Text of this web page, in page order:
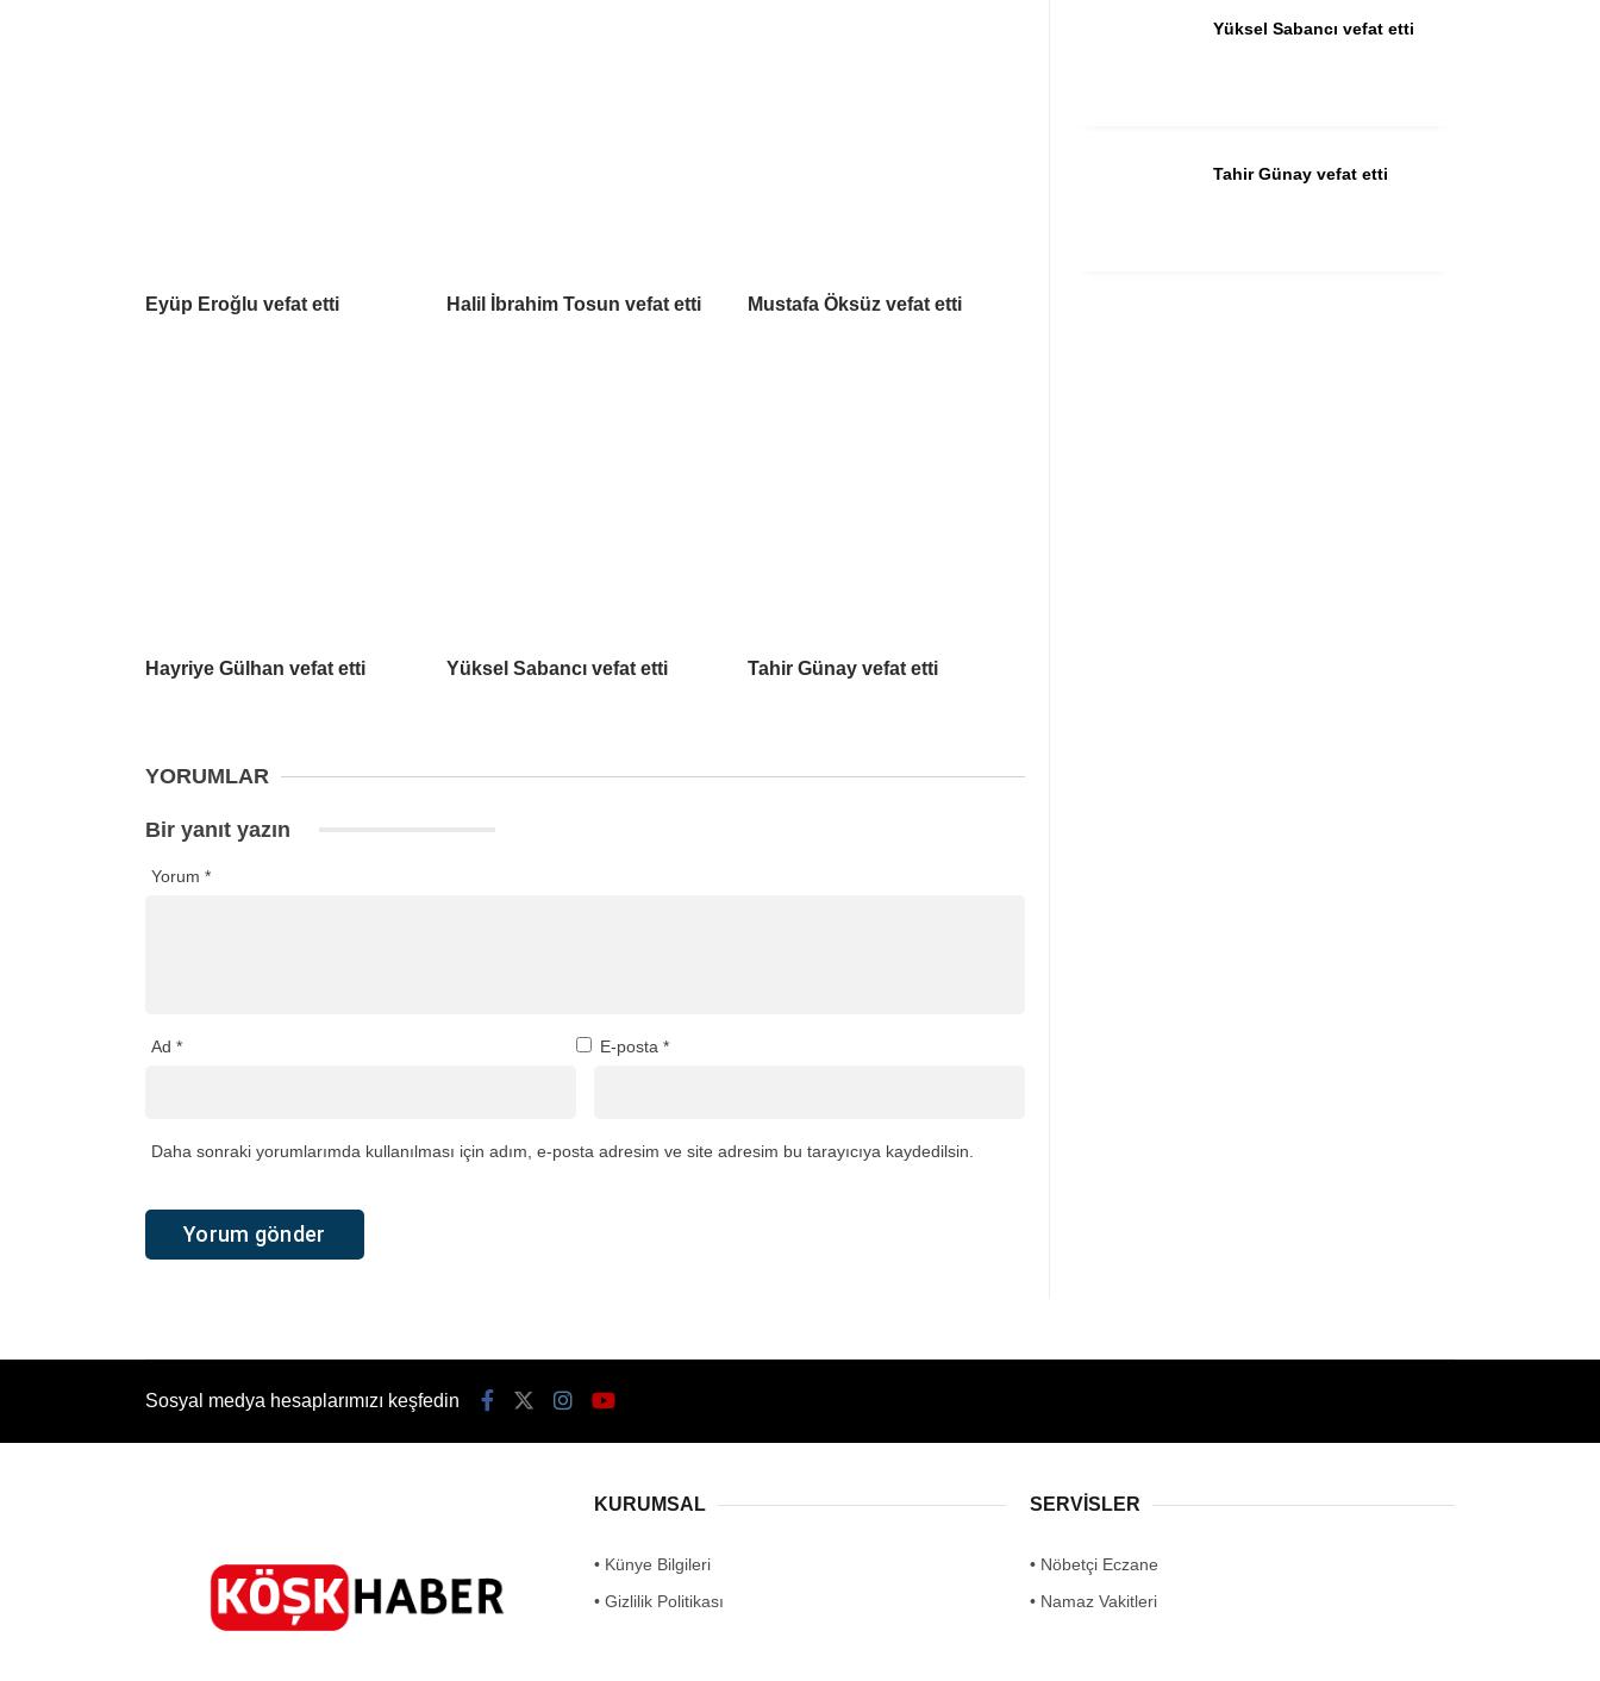
Eyüp Eroğlu vefat etti Halil İbrahim Tosun vefat etti Mustafa Öksüz vefat etti
Hayriye Gülhan vefat etti Yüksel Sabancı vefat etti Tahir Günay vefat etti
YORUMLAR
Bir yanıt yazın
Yorum *
Ad * E-posta *
Daha sonraki yorumlarımda kullanılması için adım, e-posta adresim ve site adresim bu tarayıcıya kaydedilsin.
Yüksel Sabancı vefat etti
Tahir Günay vefat etti
Sosyal medya hesaplarımızı keşfedin
KURUMSAL
• Künye Bilgileri
• Gizlilik Politikası
SERVİSLER
• Nöbetçi Eczane
• Namaz Vakitleri